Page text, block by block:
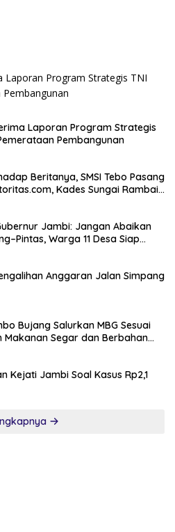
Laporan Program Strategis
Pembangunan
Beritanya, SMSI Tebo Pasang
Kades Sungai Rambai
Jambi: Jangan Abaikan
Warga 11 Desa Siap
Anggaran Jalan Simpang
Bujang Salurkan MBG Sesuai
Makanan Segar dan Berbahan
Kejati Jambi Soal Kasus Rp2,1